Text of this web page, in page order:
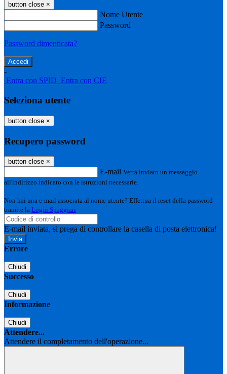
button close ×
Nome Utente
Password
Password dimenticata?
-
Entra con SPID Entra con CIE
Seleziona utente
button close ×
Recupero password
button close ×
E-mail Verrà inviato un messaggio
all'indirizzo indicato con le istruzioni necessarie.
Non hai una e-mail associata al nome utente? Effettua il reset della password
tramite la Login Spaggiari
E-mail inviata, si prega di controllare la casella di posta elettronica!
Errore
Chiudi
Successo
Chiudi
Informazione
Chiudi
Attendere...
Attendere il completamento dell'operazione...